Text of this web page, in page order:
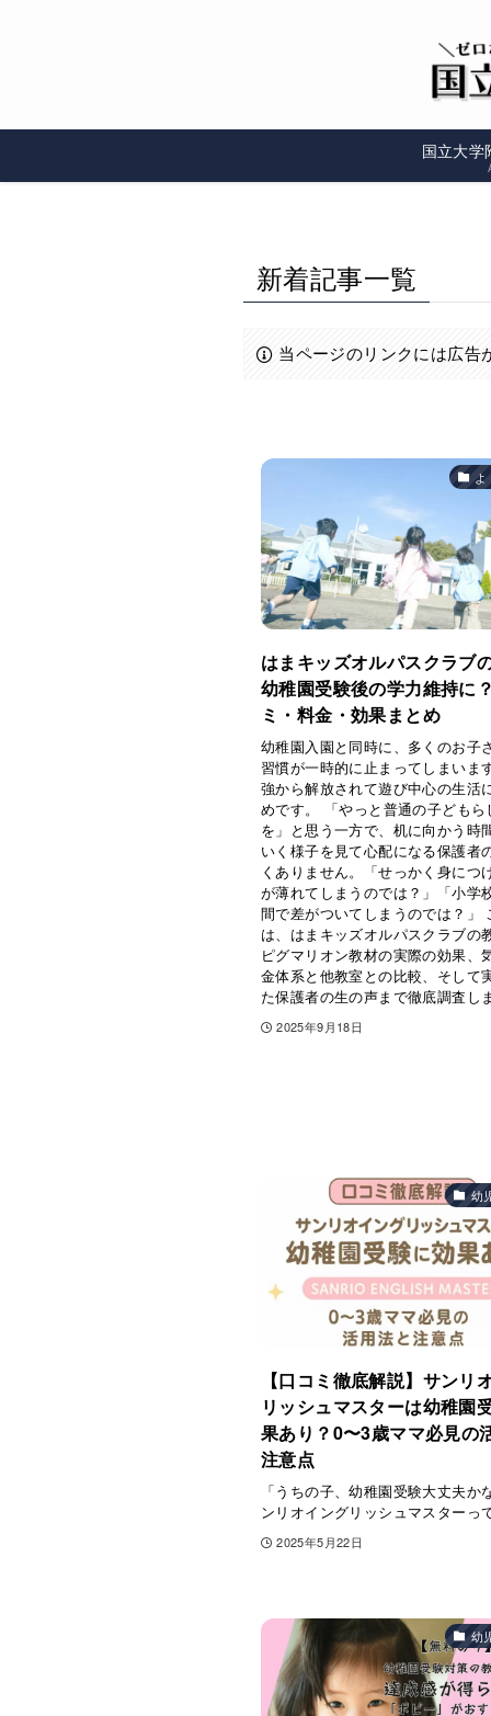
国立大学
新着記事一覧
当ページのリンクには広告
はまキッズオルパスクラブ
幼稚園受験後の学力維持に
ミ・料金・効果まとめ
幼稚園入園と同時に、多くのお子
習慣が一時的に止まってしまいま
強から解放されて遊び中心の生活
めです。 「やっと普通の子どもら
を」と思う一方で、机に向かう時
いく様子を見て心配になる保護者
くありません。「せっかく身につ
が薄れてしまうのでは？」「小学
間で差がついてしまうのでは？」
は、はまキッズオルパスクラブの
ピグマリオン教材の実際の効果、
金体系と他教室との比較、そして
た保護者の生の声まで徹底調査し
2025年9月18日
幼
【口コミ徹底解説】サンリ
リッシュマスターは幼稚園
果あり？0〜3歳ママ必見の
注意点
「うちの子、幼稚園受験大丈夫か
ンリオイングリッシュマスター
2025年5月22日
幼